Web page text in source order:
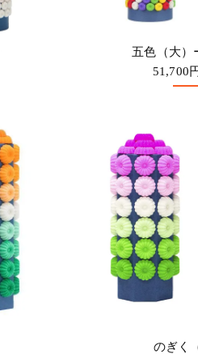
五色（大）
51,700
のぎく